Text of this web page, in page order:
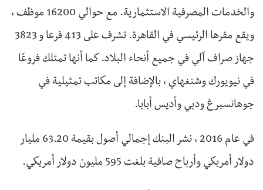
والخدمات المصرفية الاستثمارية. مع حوالي 16200 موظف ،
ويقع مقرها الرئيسي في القاهرة. تشرف على 413 فرعا و 3823
جهاز صراف آلي في جميع أنحاء البلاد. كما أنها تمتلك فروعًا
في نيويورك وشنغهاي ، بالإضافة إلى مكاتب تمثيلية في
جوهانسبرغ ودبي وأديس أبابا.
في عام 2016 ، نشر البنك إجمالي أصول بقيمة 63.20 مليار
دولار أمريكي وأرباح صافية بلغت 595 مليون دولار أمريكي.